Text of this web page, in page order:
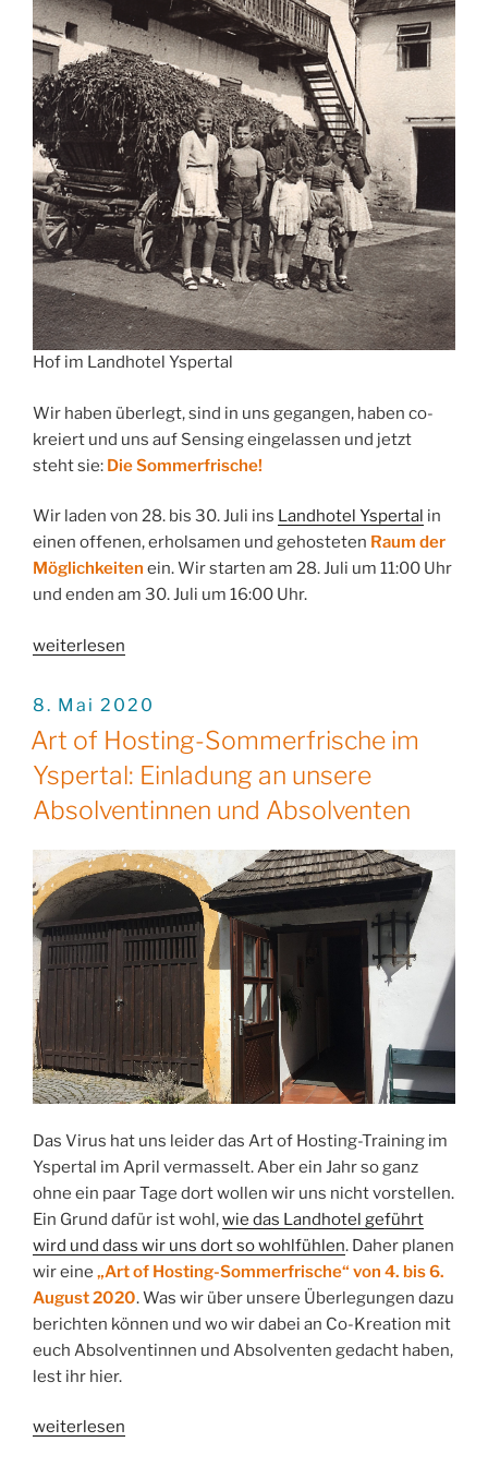
Hof im Landhotel Yspertal
Wir haben überlegt, sind in uns gegangen, haben co-
kreiert und uns auf Sensing eingelassen und jetzt
steht sie: Die Sommerfrische!
Wir laden von 28. bis 30. Juli ins Landhotel Yspertal in
einen offenen, erholsamen und gehosteten Raum der
Möglichkeiten ein. Wir starten am 28. Juli um 11:00 Uhr
und enden am 30. Juli um 16:00 Uhr.
„Art
Hosting-
Eine
Einladung
zum
und
Durchatmen“
weiterlesen
VERÖFFENTLICHT
8. Mai 2020
Art of Hosting-Sommerfrische im
Yspertal: Einladung an unsere
Absolventinnen und Absolventen
Das Virus hat uns leider das Art of Hosting-Training im
Yspertal im April vermasselt. Aber ein Jahr so ganz
ohne ein paar Tage dort wollen wir uns nicht vorstellen.
Ein Grund dafür ist wohl,wie das Landhotel geführt
wird und dass wir uns dort so wohlfühlen. Daher planen
wir eine „Art of Hosting-Sommerfrische“ von 4. bis 6.
August 2020. Was wir über unsere Überlegungen dazu
berichten können und wo wir dabei an Co-Kreation mit
euch Absolventinnen und Absolventen gedacht haben,
lest ihr hier.
„Art
weiterlesen